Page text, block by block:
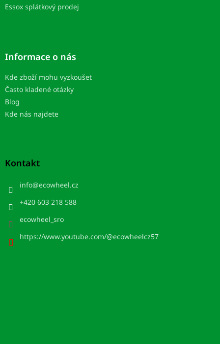
Essox splátkový prodej
Informace o nás
Kde zboží mohu vyzkoušet
Často kladené otázky
Blog
Kde nás najdete
Kontakt
info@ecowheel.cz
+420 603 218 588
ecowheel_sro
https://www.youtube.com/@ecowheelcz57